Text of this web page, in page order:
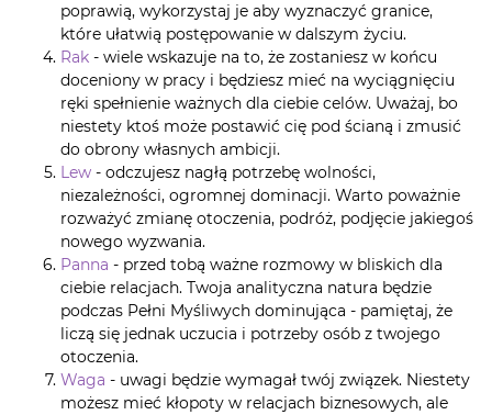
poprawią, wykorzystaj je aby wyznaczyć granice,
które ułatwią postępowanie w dalszym życiu.
Rak - wiele wskazuje na to, że zostaniesz w końcu
doceniony w pracy i będziesz mieć na wyciągnięciu
ręki spełnienie ważnych dla ciebie celów. Uważaj, bo
niestety ktoś może postawić cię pod ścianą i zmusić
do obrony własnych ambicji.
Lew - odczujesz nagłą potrzebę wolności,
niezależności, ogromnej dominacji. Warto poważnie
rozważyć zmianę otoczenia, podróż, podjęcie jakiegoś
nowego wyzwania.
Panna - przed tobą ważne rozmowy w bliskich dla
ciebie relacjach. Twoja analityczna natura będzie
podczas Pełni Myśliwych dominująca - pamiętaj, że
liczą się jednak uczucia i potrzeby osób z twojego
otoczenia.
Waga - uwagi będzie wymagał twój związek. Niestety
możesz mieć kłopoty w relacjach biznesowych, ale